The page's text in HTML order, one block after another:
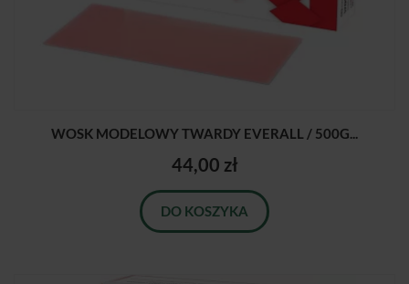
WOSK MODELOWY TWARDY EVERALL / 500G...
44,00 zł
DO KOSZYKA